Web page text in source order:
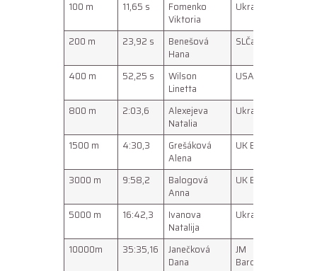
100 m 11,65 s
Fomenko
Viktoria
Ukrajina
200 m 23,92 s
Benešová
Hana
SLČaslav
400 m 52,25 s
Wilson
Linetta
USA
800 m 2:03,6
Alexejeva
Natalia
Ukrajina
1500 m 4:30,3
Grešáková
Alena
UK Blava
3000 m 9:58,2
Balogová
Anna
UK Blava
5000 m 16:42,3
Ivanova
Natalija
Ukrajina
10000m 35:35,16
Janečková
Dana
JM
Bardejov